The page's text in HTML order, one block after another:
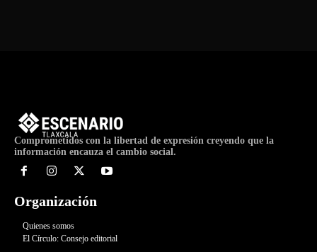
Comprometidos con la libertad de expresión creyendo que la
información encauza el cambio social.
Organización
Quienes somos
El Círculo: Consejo editorial